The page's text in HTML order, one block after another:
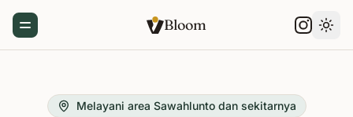
Toggle Menu Bloom
Melayani area Sawahlunto dan sekitarnya